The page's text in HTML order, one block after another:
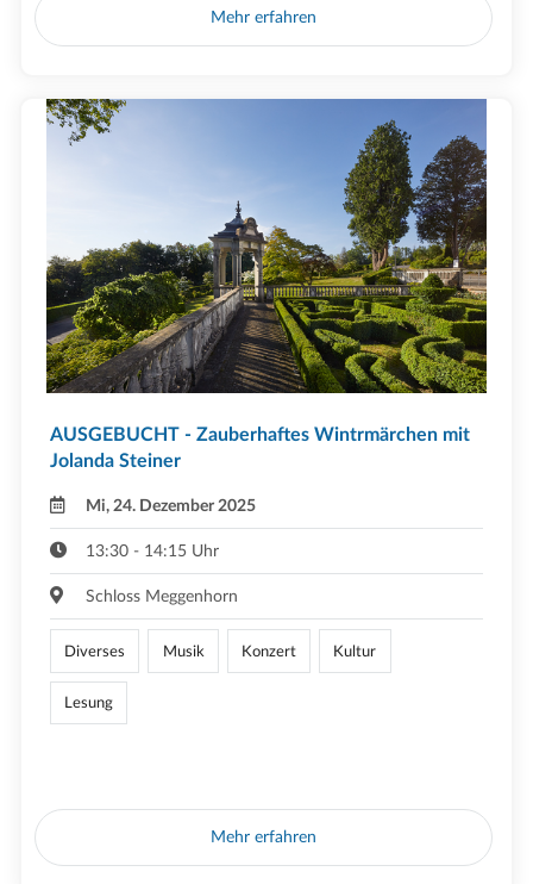
Mehr erfahren
AUSGEBUCHT - Zauberhaftes Wintrmärchen mit
Jolanda Steiner
Mi, 24. Dezember 2025
13:30 - 14:15 Uhr
Schloss Meggenhorn
Diverses Musik Konzert Kultur
Lesung
Mehr erfahren